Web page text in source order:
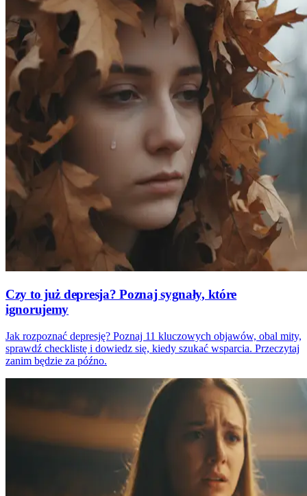
Czy to już depresja? Poznaj sygnały, które
ignorujemy
Jak rozpoznać depresję? Poznaj 11 kluczowych objawów, obal mity,
sprawdź checklistę i dowiedz się, kiedy szukać wsparcia. Przeczytaj
zanim będzie za późno.